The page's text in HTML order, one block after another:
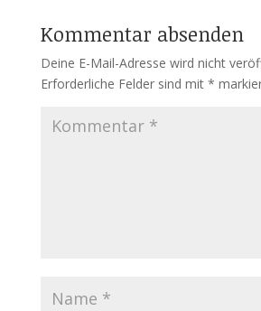
Kommentar absenden
Deine E-Mail-Adresse wird nicht
Erforderliche Felder sind mit *